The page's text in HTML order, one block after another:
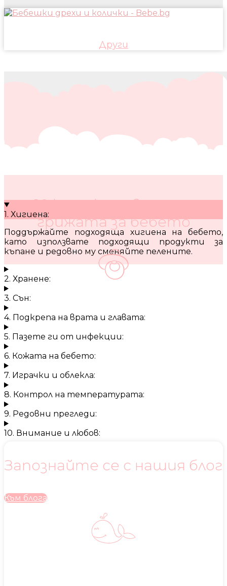
Други
10 кратки съвета за
грижата за бебето
1. Хигиена:
Поддържайте подходяща хигиена на бебето,
като използвате подходящи продукти за
къпане и редовно му сменяйте пелените.
2. Хранене:
3. Сън:
4. Подкрепа на врата и главата:
5. Пазете ги от инфекции:
6. Кожата на бебето:
7. Играчки и облекла:
8. Контрол на температурата:
9. Редовни прегледи:
10. Внимание и любов:
Запознайте се с нашия блог
Към блога